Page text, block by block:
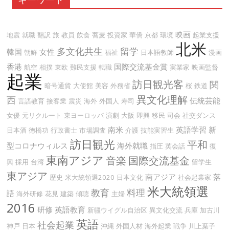
地震 就職 翻訳 旅 教員 飲食 蕎麦 投資家 華僑 京都 環境 映画 起業支援
韓国 朝鮮 女性 多文化共生 福祉 留学 日本語教師 北米 漫画
香港 航空 相撲 東欧 難民支援 転職 国際交流基金賞 実業家 映画監督
起業 暗号通貨 大使館 美容 外務省 訪日観光客 桜 鉄道 関
西 言語教育 接客業 震災 海外 外国人 寿司 異文化理解 伝統芸能
女優 元リクルート 東ヨーロッパ 演劇 大阪 即興 移民 司会 社交ダンス
日本酒 徳橋功 行政書士 市場調査 南米 介護 技能実習生 英語学習 新
型コロナウィルス 訪日観光 海外就職 指圧 英会話 平和 復
興 採用 台湾 東南アジア 音楽 国際交流基金 留学生
東アジア 歴史 米大統領選2020 日本文化 南アジア 社会起業家 落
語 海外研修 花見 建築 傾聴 教育 主婦 料理 米大統領選
2016 研修 英語教育 新疆ウイグル自治区 異文化交流 兵庫 加古川
神戸 日本 社会起業 英語 沖縄 外国人材 海外起業 戦争 川上葉子